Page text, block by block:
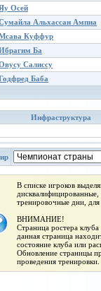
Яу Осей
Альхассан Ампиа
Куффур
Ба
Салиссу
Баба
Инфраструктура
В списке игроков
тренировочные дни,
ВНИМАНИЕ!
Страница ростера
данная страница
состояние клуба или
Обновление страницы
проведения тренировки.